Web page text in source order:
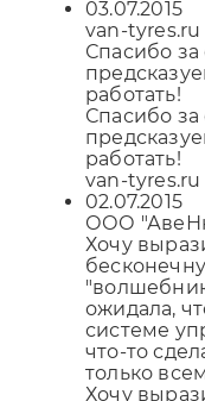
03.07.2015
van-tyres.ru
Спасибо за
работать!
Спасибо за
работать!
van-tyres.ru
02.07.2015
ООО
Хочу
ожидала,
системе
что-то
только
Хочу